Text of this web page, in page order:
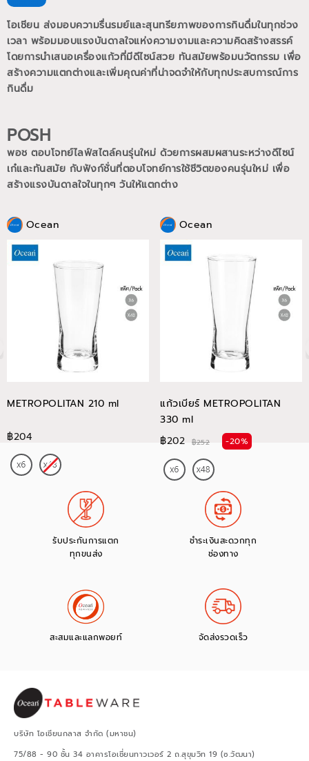
โอเชียน ส่งมอบความรื่นรมย์และสุนทรียภาพของการกินดื่มในทุกช่วง
เวลา พร้อมมอบแรงบันดาลใจแห่งความงามและความคิดสร้างสรรค์
โดยการนำเสนอเครื่องแก้วที่มีดีไซน์สวย ทันสมัยพร้อมนวัตกรรม เพื่อ
สร้างความแตกต่างและเพิ่มคุณค่าที่น่าจดจำให้กับทุกประสบการณ์การ
กินดื่ม
POSH
พอช ตอบโจทย์ไลฟ์สไตล์คนรุ่นใหม่ ด้วยการผสมผสานระหว่างดีไซน์
เก๋และทันสมัย กับฟังก์ชั่นที่ตอบโจทย์การใช้ชีวิตของคนรุ่นใหม่ เพื่อ
สร้างแรงบันดาลใจในทุกๆ วันให้แตกต่าง
Ocean
METROPOLITAN 210 ml
฿204
Ocean
แก้วเบียร์ METROPOLITAN
330 ml
฿202
฿252 -20%
รับประกันการแตก
ทุกขนส่ง
ชำระเงินสะดวกทุก
ช่องทาง
สะสมและแลกพอยท์ จัดส่งรวดเร็ว
บริษัท โอเชียนกลาส จำกัด (มหาชน)
75/88 - 90 ชั้น 34 อาคารโอเชี่ยนทาวเวอร์ 2 ถ.สุขุมวิท 19 (ซ.วัฒนา)